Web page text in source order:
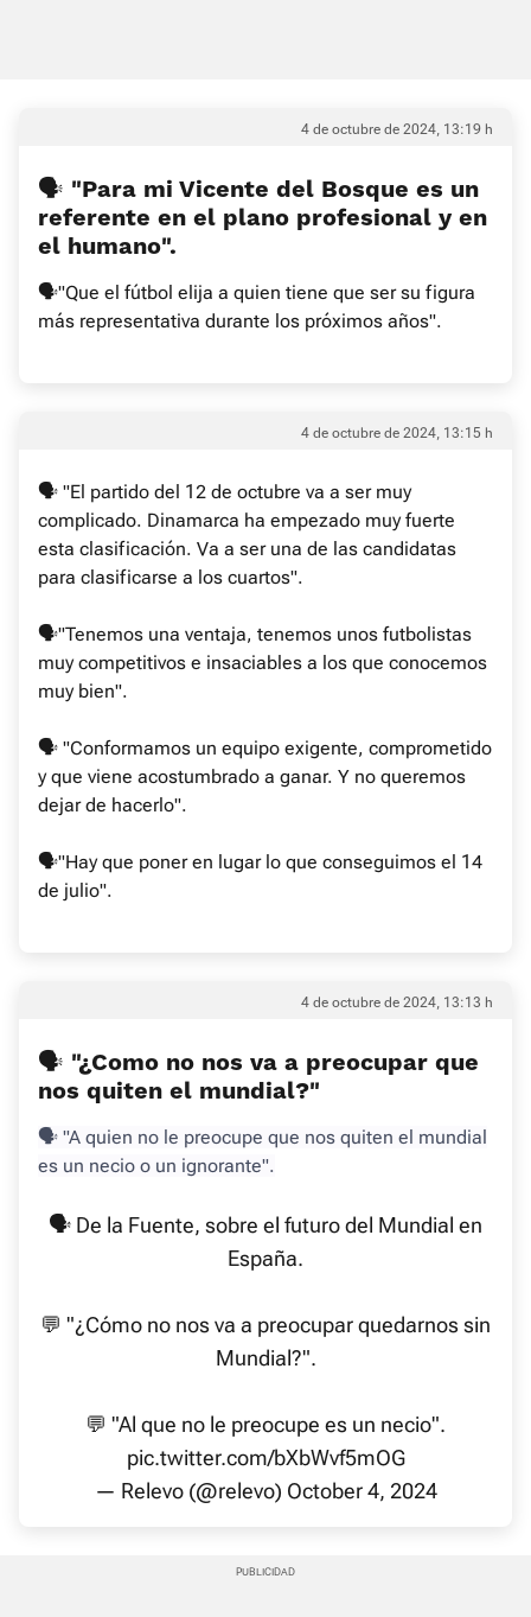
4 de octubre de 2024, 13:19 h
🗣 "Para mi Vicente del Bosque es un
referente en el plano profesional y en
el humano".
🗣"Que el fútbol elija a quien tiene que ser su figura
más representativa durante los próximos años".
4 de octubre de 2024, 13:15 h
🗣 "El partido del 12 de octubre va a ser muy
complicado. Dinamarca ha empezado muy fuerte
esta clasificación. Va a ser una de las candidatas
para clasificarse a los cuartos".
🗣"Tenemos una ventaja, tenemos unos futbolistas
muy competitivos e insaciables a los que conocemos
muy bien".
🗣 "Conformamos un equipo exigente, comprometido
y que viene acostumbrado a ganar. Y no queremos
dejar de hacerlo".
🗣"Hay que poner en lugar lo que conseguimos el 14
de julio".
4 de octubre de 2024, 13:13 h
🗣 "¿Como no nos va a preocupar que
nos quiten el mundial?"
🗣 "A quien no le preocupe que nos quiten el mundial
es un necio o un ignorante".
🗣️ De la Fuente, sobre el futuro del Mundial en
España.
💬 "¿Cómo no nos va a preocupar quedarnos sin
Mundial?".
💬 "Al que no le preocupe es un necio".
pic.twitter.com/bXbWvf5mOG
— Relevo (@relevo) October 4, 2024